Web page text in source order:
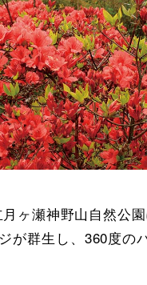
ヶ瀬神野山自然公園
が群生し、360度の